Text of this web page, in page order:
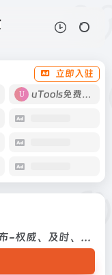
立即入驻
uTools免费工具箱
支持在线预览，国家标准委发布-权威、及时、便捷、免费支持在线预览，国家标准委发布-权威、及时、便捷、免费